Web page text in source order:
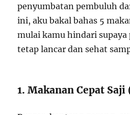
penyumbatan pembuluh
ini, aku bakal bahas 5
mulai kamu hindari supaya
tetap lancar dan sehat
1. Makanan Cepat Saji